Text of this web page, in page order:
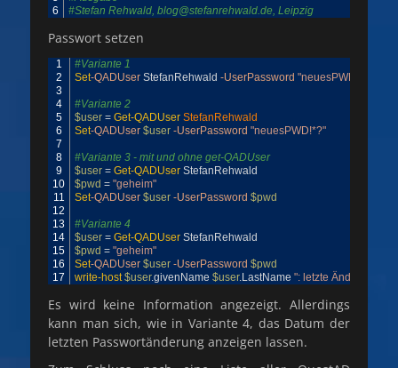
6
#Stefan Rehwald, blog@stefanrehwald.de, Leipzig
Passwort setzen
1
2
3
4
5
6
7
8
9
10
11
12
13
14
15
16
17
#Variante 1
Set-QADUser StefanRehwald -UserPassword "neuesPWD!*?"
#Variante 2
$user = Get-QADUser StefanRehwald
Set-QADUser $user -UserPassword "neuesPWD!*?"
#Variante 3 - mit und ohne get-QADUser
$user = Get-QADUser StefanRehwald
$pwd = "geheim"
Set-QADUser $user -UserPassword $pwd
#Variante 4
$user = Get-QADUser StefanRehwald
$pwd = "geheim"
Set-QADUser $user -UserPassword $pwd
write-host $user.givenName $user.LastName ": letzte Änderung
Es wird keine Information angezeigt. Allerdings
kann man sich, wie in Variante 4, das Datum der
letzten Passwortänderung anzeigen lassen.